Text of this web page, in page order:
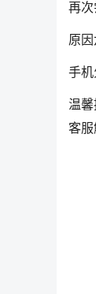
再次
原
手机
温
客服